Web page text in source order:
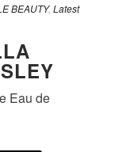
BEAUTY, Latest
Eau de